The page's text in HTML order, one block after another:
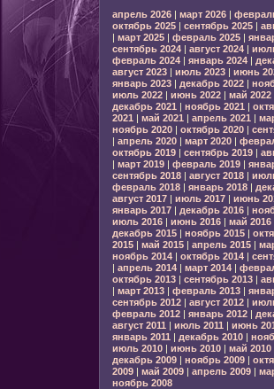
апрель 2026| март 2026|
октябрь 2025| сентябрь 2025|
| март 2025| февраль 2025|
сентябрь 2024| август 2024|
февраль 2024| январь 2024|
август 2023| июль 2023| июнь
январь 2023| декабрь 2022|
июль 2022| июнь 2022| май 2022
декабрь 2021 | ноябрь 2021 |
2021 | май 2021 | апрель 2021 |
ноябрь 2020| октябрь 2020|
| апрель 2020| март 2020|
октябрь 2019| сентябрь 2019|
| март 2019| февраль 2019|
сентябрь 2018| август 2018|
февраль 2018| январь 2018|
август 2017| июль 2017| июнь
январь 2017| декабрь 2016|
июль 2016| июнь 2016| май 2016
декабрь 2015| ноябрь 2015|
2015| май 2015| апрель 2015|
ноябрь 2014| октябрь 2014|
| апрель 2014| март 2014|
октябрь 2013| сентябрь 2013|
| март 2013| февраль 2013|
сентябрь 2012| август 2012|
февраль 2012| январь 2012|
август 2011 | июль 2011 | июнь
январь 2011 | декабрь 2010|
июль 2010| июнь 2010| май 2010
декабрь 2009| ноябрь 2009|
2009| май 2009| апрель 2009|
ноябрь 2008